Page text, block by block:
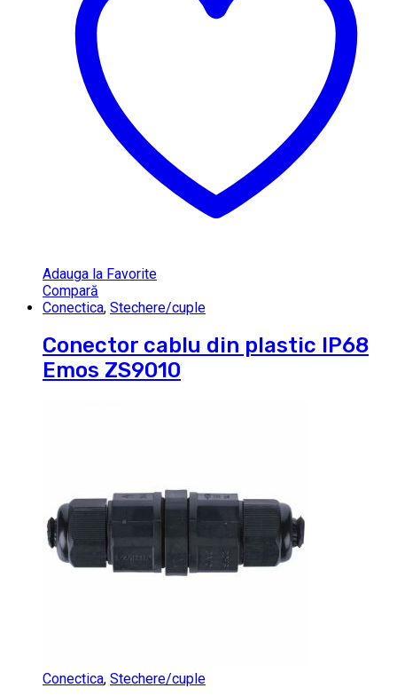
Adauga la Favorite
Compară
Conectica, Stechere/cuple
Conector cablu din plastic IP68
Emos ZS9010
Conectica, Stechere/cuple